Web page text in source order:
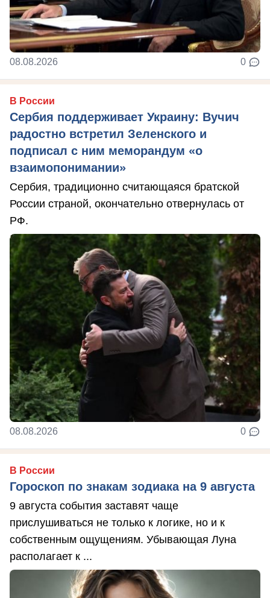
08.08.2026 0
В России
Сербия поддерживает Украину: Вучич
радостно встретил Зеленского и
подписал с ним меморандум «о
взаимопонимании»
Сербия, традиционно считающаяся братской
России страной, окончательно отвернулась от
РФ.
08.08.2026 0
В России
Гороскоп по знакам зодиака на 9 августа
9 августа события заставят чаще
прислушиваться не только к логике, но и к
собственным ощущениям. Убывающая Луна
располагает к ...